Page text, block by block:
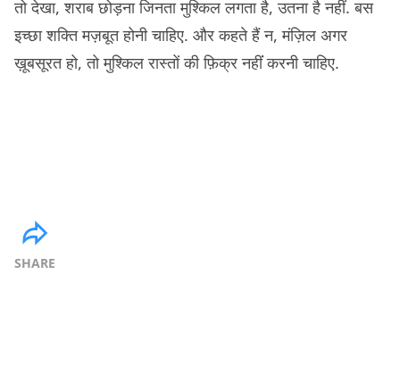
तो देखा, शराब छोड़ना जिनता मुश्किल लगता है, उतना है नहीं. बस
इच्छा शक्ति मज़बूत होनी चाहिए. और कहते हैं न, मंज़िल अगर
ख़ूबसूरत हो, तो मुश्किल रास्तों की फ़िक्र नहींं करनी चाहिए.
SHARE